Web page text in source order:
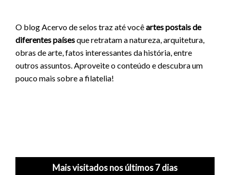
O blog Acervo de selos traz até vocêartes postais de
diferentes paísesque retratam a natureza, arquitetura,
obras de arte, fatos interessantes da história, entre
outros assuntos. Aproveite o conteúdo e descubra um
pouco mais sobre a filatelia!
Mais visitados nos últimos 7 dias